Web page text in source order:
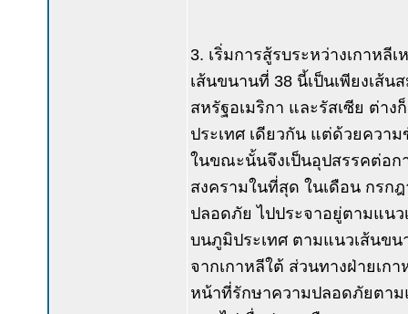
3. เริ่มการสู้รบระหว่างเกาหลีเ
เส้นขนานที่ 38 นี้เป็นเพียงเส้
สหรัฐอเมริกา และรัสเซีย ต่า
ประเทศ เดียวกัน แต่ด้วยควา
ในขณะนั้นจึงเป็นอุปสรรคต่อก
สงครามในที่สุด ในเดือน กรก
ปลอดภัย ไปประจาอยู่ตามแน
บนภูมิประเทศ ตามแนวเส้นขน
จากเกาหลีใต้ ส่วนทางฝ่ายเก
หน้าที่รักษาความปลอดภัยตาม